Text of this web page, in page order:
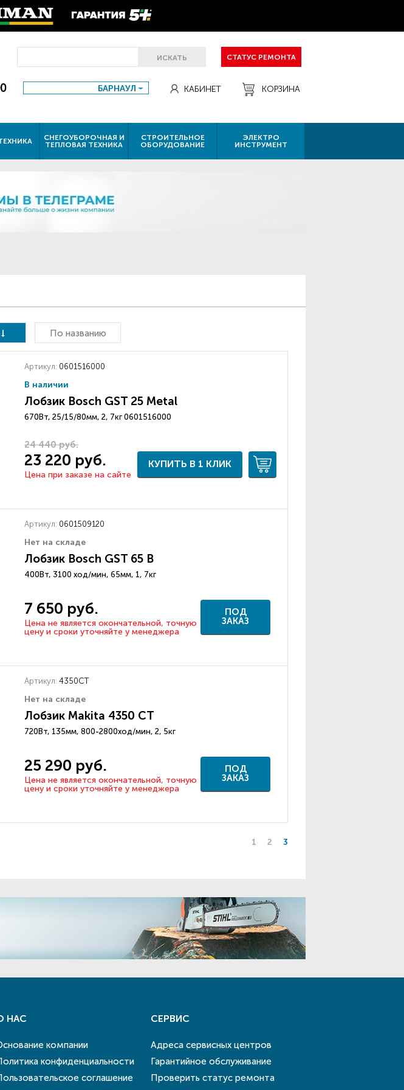
ИСКАТЬ СТАТУС РЕМОНТА
БАРНАУЛ КАБИНЕТ КОРЗИНА
СНЕГОУБОРОЧНАЯ И
ТЕПЛОВАЯ ТЕХНИКА
СТРОИТЕЛЬНОЕ
ОБОРУДОВАНИЕ
ЭЛЕКТРО
ИНСТРУМЕНТ
По названию
Артикул: 0601516000
В наличии
Лобзик Bosch GST 25 Metal
670Вт, 25/15/80мм, 2, 7кг 0601516000
24 440 руб.
23 220 руб.
Цена при заказе на сайте
КУПИТЬ В 1 КЛИК
Артикул: 0601509120
Нет на складе
Лобзик Bosch GST 65 B
400Вт, 3100 ход/мин, 65мм, 1, 7кг
7 650 руб.
Цена не является окончательной, точную
цену и сроки уточняйте у менеджера
ПОД
ЗАКАЗ
Артикул: 4350CT
Нет на складе
Лобзик Makita 4350 СТ
720Вт, 135мм, 800-2800ход/мин, 2, 5кг
25 290 руб.
Цена не является окончательной, точную
цену и сроки уточняйте у менеджера
ПОД
ЗАКАЗ
1 2 3
НАС
компании
конфиденциальности
соглашение
СЕРВИС
Адреса сервисных центров
Гарантийное обслуживание
Проверить статус ремонта